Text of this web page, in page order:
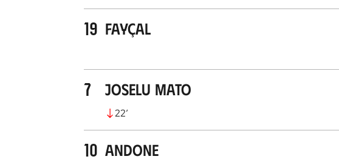
19 Fayçal
7 Joselu Mato
22’
10 Andone